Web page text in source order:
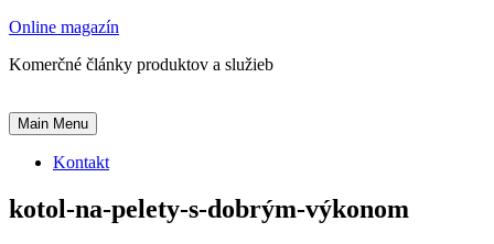
Skip
content
Online magazín
Komerčné články produktov a služieb
Main Menu
Kontakt
kotol-na-pelety-s-dobrým-výkonom